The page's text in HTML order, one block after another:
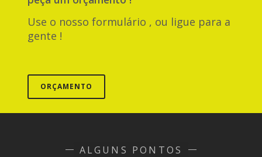
Use o nosso formulário , ou ligue para a
gente !
ORÇAMENTO
ALGUNS PONTOS